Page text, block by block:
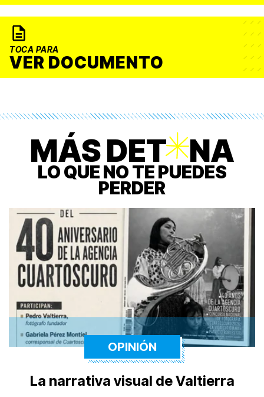
TOCA PARA
VER DOCUMENTO
MÁS DETONA
LO QUE NO TE PUEDES
PERDER
OPINIÓN
La narrativa visual de Valtierra